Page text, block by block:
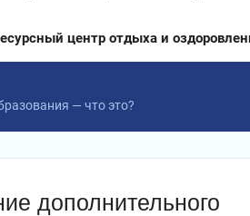
центр отдыха и
— что это?
дополнительного